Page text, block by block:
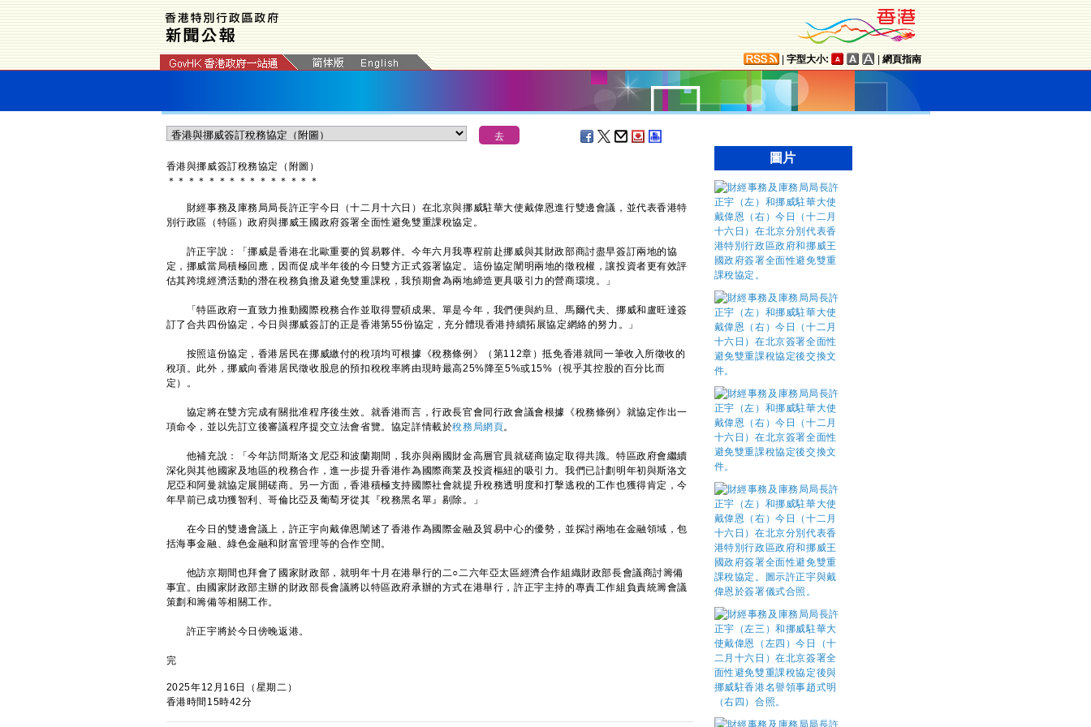
字型大小: 網頁指南
香港與挪威簽訂稅務協定（附圖）
＊ ＊ ＊ ＊ ＊ ＊ ＊ ＊ ＊ ＊ ＊ ＊ ＊ ＊ ＊
​財經事務及庫務局局長許正宇今日（十二月十六日）在北京與挪威駐華大使戴偉恩進行雙邊會議，並代表香港特
別行政區（特區）政府與挪威王國政府簽署全面性避免雙重課稅協定。
許正宇說：「挪威是香港在北歐重要的貿易夥伴。今年六月我專程前赴挪威與其財政部商討盡早簽訂兩地的協
定，挪威當局積極回應，因而促成半年後的今日雙方正式簽署協定。這份協定闡明兩地的徵稅權，讓投資者更有效評
估其跨境經濟活動的潛在稅務負擔及避免雙重課稅，我預期會為兩地締造更具吸引力的營商環境。」
「特區政府一直致力推動國際稅務合作並取得豐碩成果。單是今年，我們便與約旦、馬爾代夫、挪威和盧旺達簽
訂了合共四份協定，今日與挪威簽訂的正是香港第55份協定，充分體現香港持續拓展協定網絡的努力。」
按照這份協定，香港居民在挪威繳付的稅項均可根據《稅務條例》（第112章）抵免香港就同一筆收入所徵收的
稅項。此外，挪威向香港居民徵收股息的預扣稅稅率將由現時最高25%降至5%或15%（視乎其控股的百分比而
定）。
協定將在雙方完成有關批准程序後生效。就香港而言，行政長官會同行政會議會根據《稅務條例》就協定作出一
項命令，並以先訂立後審議程序提交立法會省覽。協定詳情載於稅務局網頁。
他補充說：「今年訪問斯洛文尼亞和波蘭期間，我亦與兩國財金高層官員就磋商協定取得共識。特區政府會繼續
深化與其他國家及地區的稅務合作，進一步提升香港作為國際商業及投資樞紐的吸引力。我們已計劃明年初與斯洛文
尼亞和阿曼就協定展開磋商。另一方面，香港積極支持國際社會就提升稅務透明度和打擊逃稅的工作也獲得肯定，今
年早前已成功獲智利、哥倫比亞及葡萄牙從其『稅務黑名單』剔除。」
在今日的雙邊會議上，許正宇向戴偉恩闡述了香港作為國際金融及貿易中心的優勢，並探討兩地在金融領域，包
括海事金融、綠色金融和財富管理等的合作空間。
他訪京期間也拜會了國家財政部，就明年十月在港舉行的二○二六年亞太區經濟合作組織財政部長會議商討籌備
事宜。由國家財政部主辦的財政部長會議將以特區政府承辦的方式在港舉行，許正宇主持的專責工作組負責統籌會議
策劃和籌備等相關工作。
許正宇將於今日傍晚返港。
完
2025年12月16日（星期二）
香港時間15時42分
圖片